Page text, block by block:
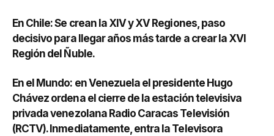
En Chile: Se crean la XIV y XV Regiones, paso
decisivo para llegar años más tarde a crear la XVI
Región del Ñuble.
En el Mundo: en Venezuela el presidente Hugo
Chávez ordena el cierre de la estación televisiva
privada venezolana Radio Caracas Televisión
(RCTV). Inmediatamente, entra la Televisora